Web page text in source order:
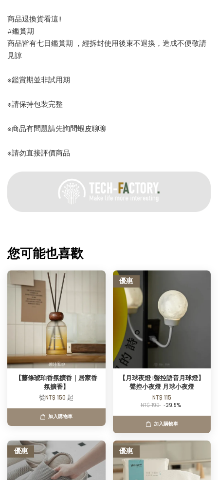
商品退換貨看這!!
#鑑賞期
商品皆有七日鑑賞期 ，經拆封使用後束不退換，造成不便敬請
見諒
※鑑賞期並非試用期
※請保持包裝完整
※商品有問題請先詢問蝦皮聊聊
※請勿直接評價商品
您可能也喜歡
【藤條琥珀香氛擴香｜居家香
氛擴香】
從NT$ 150 起
加入購物車
優惠
【月球夜燈 |聲控語音月球燈】
聲控小夜燈 月球小夜燈
NT$ 115
NT$ 190 -39.5%
加入購物車
優惠 優惠